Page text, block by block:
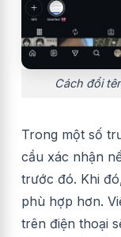
Cách đổi
Trong một số
cầu xác nhận
trước đó. Khi
phù hợp hơn.
trên điện thoại